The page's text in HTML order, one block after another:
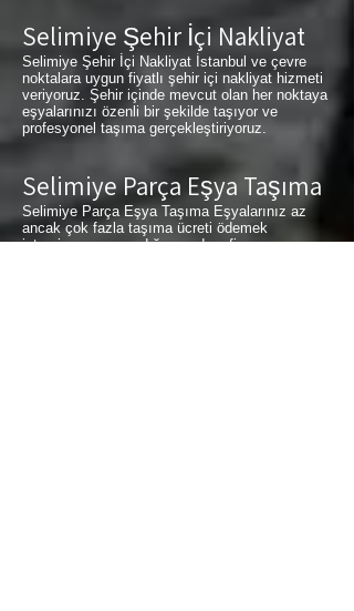
Selimiye Şehir İçi Nakliyat
Selimiye Şehir İçi Nakliyat İstanbul ve çevre
noktalara uygun fiyatlı şehir içi nakliyat hizmeti
veriyoruz. Şehir içinde mevcut olan her noktaya
eşyalarınızı özenli bir şekilde taşıyor ve
profesyonel taşıma gerçekleştiriyoruz.
Selimiye Parça Eşya Taşıma
Selimiye Parça Eşya Taşıma Eşyalarınız az
ancak çok fazla taşıma ücreti ödemek
istemiyorsanız aradığınız adres firmamız.